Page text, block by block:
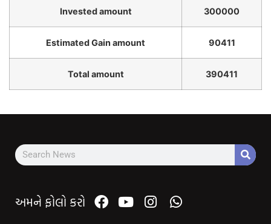
Invested amount 300000
Estimated Gain amount 90411
Total amount 390411
અમને ફોલો કરો